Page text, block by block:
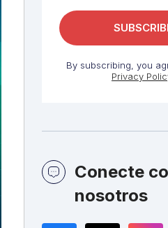
By subscribing, you
Privacy
Conecte
nosotros